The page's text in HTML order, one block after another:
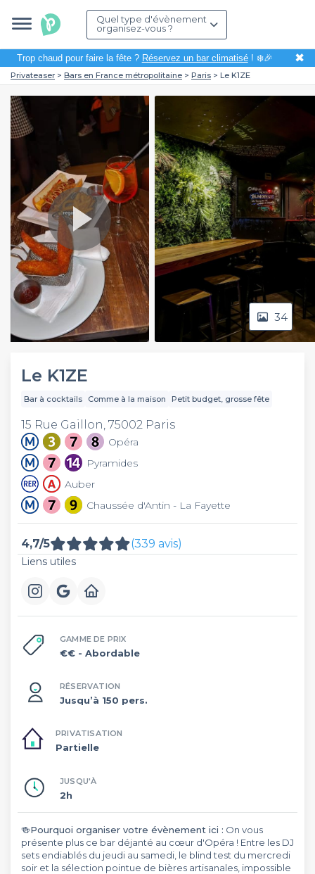
Quel type d'évènement
organisez-vous ?
Trop chaud pour faire la fête ? Réservez un bar climatisé! ❄️🎉 ✖
Privateaser Bars en France métropolitaine Paris Le K1ZE
Play
Video
34
Le K1ZE
Bar à cocktails Comme à la maison Petit budget, grosse fête
15 Rue Gaillon, 75002 Paris
Opéra
Pyramides
Auber
Chaussée d'Antin - La Fayette
4,7/5 (339 avis)
Liens utiles
GAMME DE PRIX
€€ - Abordable
RÉSERVATION
Jusqu’à 150 pers.
PRIVATISATION
Partielle
JUSQU'À
2h
🍻Pourquoi organiser votre évènement ici : On vous
présente plus ce bar déjanté au cœur d'Opéra ! Entre les DJ
sets endiablés du jeudi au samedi, le blind test du mercredi
soir et la sélection pointue de bières artisanales, impossible